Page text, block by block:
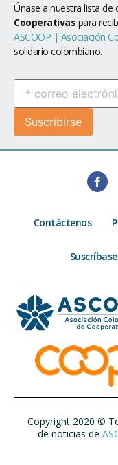
Únase a nuestra lista de
Cooperativas para
ASCOOP | Asociación
solidario colombiano.
Contáctenos
Suscríbase
Copyright 2020 ©
de noticias de